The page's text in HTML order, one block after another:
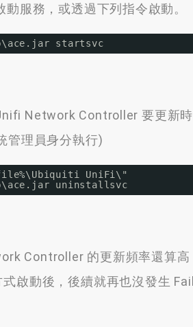
服務，或透過下列指令啟動。
startsvc
Network Controller 要更新時
管理員身分執行)
UniFi\"
uninstallsvc
的更新頻率還算高
啟動後，後續就再也沒發生